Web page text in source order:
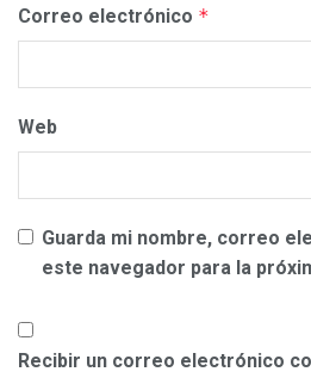
Correo electrónico *
Web
Guarda mi nombre, correo
este navegador para la
Recibir un correo electrónico